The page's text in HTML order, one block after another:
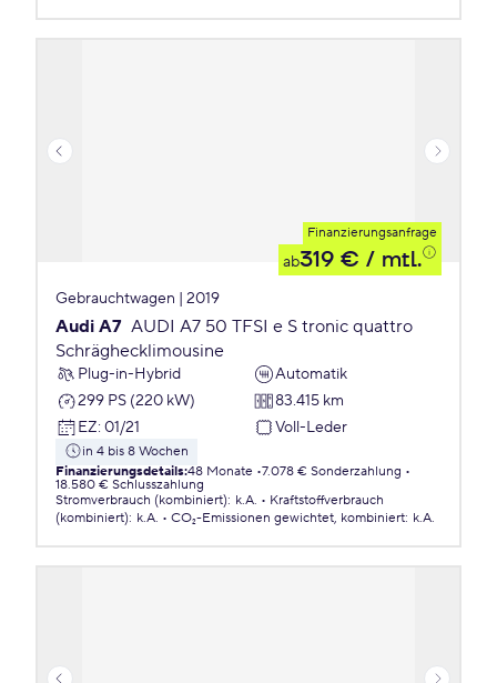
Finanzierungsanfrage
ab319 € / mtl.
Gebrauchtwagen | 2019
Audi A7 AUDI A7 50 TFSI e S tronic quattro
Schräghecklimousine
Plug-in-Hybrid
Automatik
299 PS (220 kW)
83.415 km
EZ: 01/21 Voll-Leder
in 4 bis 8 Wochen
Finanzierungsdetails:48 Monate 7.078 € Sonderzahlung
18.580 € Schlusszahlung
Stromverbrauch (kombiniert): k.A.
Kraftstoffverbrauch
(kombiniert): k.A. CO₂-Emissionen gewichtet, kombiniert: k.A.